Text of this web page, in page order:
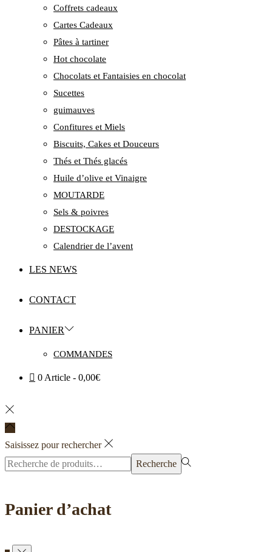
Coffrets cadeaux
Cartes Cadeaux
Pâtes à tartiner
Hot chocolate
Chocolats et Fantaisies en chocolat
Sucettes
guimauves
Confitures et Miels
Biscuits, Cakes et Douceurs
Thés et Thés glacés
Huile d’olive et Vinaigre
MOUTARDE
Sels & poivres
DESTOCKAGE
Calendrier de l’avent
LES NEWS
CONTACT
PANIER
COMMANDES
0 Article 0,00€
Saisissez pour rechercher
Rechercher
Recherche
Panier d’achat